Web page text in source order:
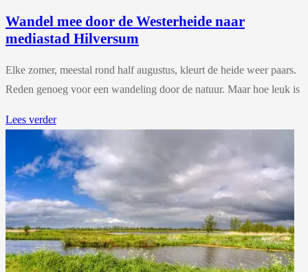
Wandel mee door de Westerheide naar
mediastad Hilversum
Elke zomer, meestal rond half augustus, kleurt de heide weer paars.
Reden genoeg voor een wandeling door de natuur. Maar hoe leuk is
Lees verder